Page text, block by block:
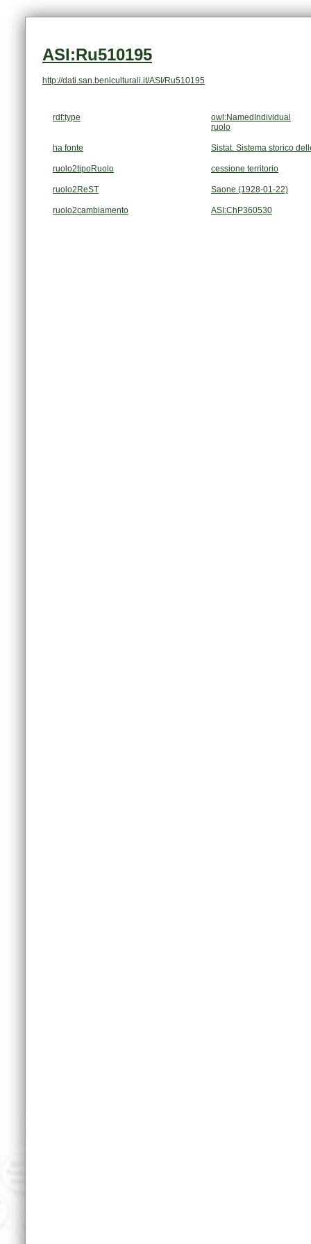
ASI:Ru510195
http://dati.san.beniculturali.it/ASI/Ru510195
rdf:type
owl:NamedIndividual
ruolo
ha fonte Sistat. Sistema storico
ruolo2tipoRuolo cessione territorio
ruolo2ReST Saone (1928-01-22)
ruolo2cambiamento ASI:ChP360530